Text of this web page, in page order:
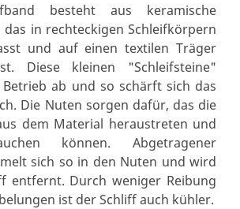
besteht aus keramische
in rechteckigen Schleifkörpern
und auf einen textilen Träger
Diese kleinen "Schleifsteine"
ab und so schärft sich das
Die Nuten sorgen dafür, das die
dem Material heraustreten und
können. Abgetragener
sich so in den Nuten und wird
entfernt. Durch weniger Reibung
ist der Schliff auch kühler.